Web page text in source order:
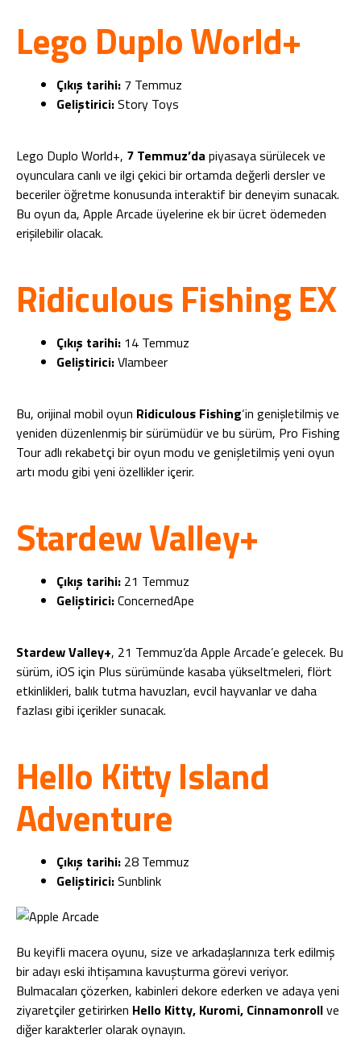
Lego Duplo World+
Çıkış tarihi: 7 Temmuz
Geliştirici:Story Toys
Lego Duplo World+, 7 Temmuz’da piyasaya sürülecek ve
oyunculara canlı ve ilgi çekici bir ortamda değerli dersler ve
beceriler öğretme konusunda interaktif bir deneyim sunacak.
Bu oyun da, Apple Arcade üyelerine ek bir ücret ödemeden
erişilebilir olacak.
Ridiculous Fishing EX
Çıkış tarihi: 14 Temmuz
Geliştirici:Vlambeer
Bu, orijinal mobil oyun Ridiculous Fishing‘in genişletilmiş ve
yeniden düzenlenmiş bir sürümüdür ve bu sürüm, Pro Fishing
Tour adlı rekabetçi bir oyun modu ve genişletilmiş yeni oyun
artı modu gibi yeni özellikler içerir.
Stardew Valley+
Çıkış tarihi: 21 Temmuz
Geliştirici:ConcernedApe
Stardew Valley+, 21 Temmuz’da Apple Arcade’e gelecek. Bu
sürüm, iOS için Plus sürümünde kasaba yükseltmeleri, flört
etkinlikleri, balık tutma havuzları, evcil hayvanlar ve daha
fazlası gibi içerikler sunacak.
Hello Kitty Island
Adventure
Çıkış tarihi: 28 Temmuz
Geliştirici:Sunblink
Bu keyifli macera oyunu, size ve arkadaşlarınıza terk edilmiş
bir adayı eski ihtişamına kavuşturma görevi veriyor.
Bulmacaları çözerken, kabinleri dekore ederken ve adaya yeni
ziyaretçiler getirirken Hello Kitty, Kuromi, Cinnamonrollve
diğer karakterler olarak oynayın.